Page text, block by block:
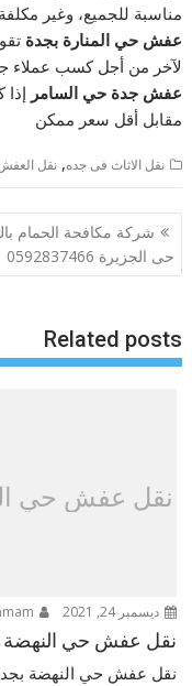
مناسبة للجميع، وغير
عفش حي المنارة بجدة
لآخر من أجل كسب عملاء
عفش جدة حي السامر
مقابل أقل سعر ممكن
نقل الاثاث فى جده,نقل
تصفّح
المقالات
شركة مكافحة الحمام
حى الجزيرة 0592837466
Related posts
نقل عفش حي النهضة
ديسمبر 24, 2021
نقل عفش حي النهضة بجدة
نقل عفش حي النهضة